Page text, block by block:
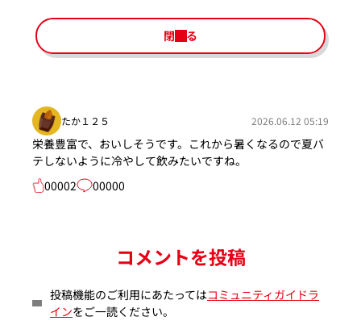
閉じる
たか１２５ 2026.06.12 05:19
栄養豊富で、おいしそうです。これから暑くなるので夏バ
テしないように冷やして飲みたいですね。
00002
00000
コメントを投稿
投稿機能のご利用にあたってはコミュニティガイドラ
インをご一読ください。